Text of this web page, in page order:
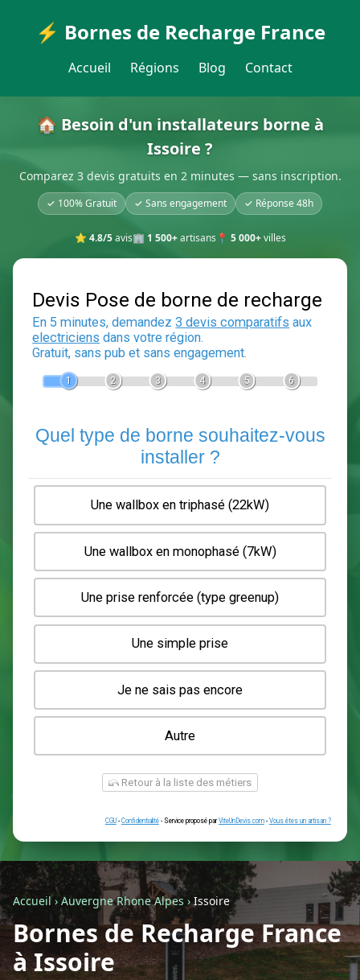
⚡ Bornes de Recharge France
Accueil Régions Blog Contact
🏠 Besoin d'un installateurs borne à
Issoire ?
Comparez 3 devis gratuits en 2 minutes — sans inscription.
✓ 100% Gratuit ✓ Sans engagement ✓ Réponse 48h
⭐ 4.8/5avis🏢 1 500+artisans 📍 5 000+villes
Devis Pose de borne de
En 5 minutes, demandez3 devis comparatifs
Gratuit, sans pub et sans engagement.
2 3 6
Quel type de borne souhaitez-
installer ?
Une wallbox en triphasé (22kW)
Une wallbox en monophasé (7kW)
Une prise renforcée (type greenup)
Une simple prise
Je ne sais pas encore
Autre
Retour à la liste des métiers
Accueil› Auvergne Rhone Alpes›Issoire
Bornes de Recharge France
à Issoire